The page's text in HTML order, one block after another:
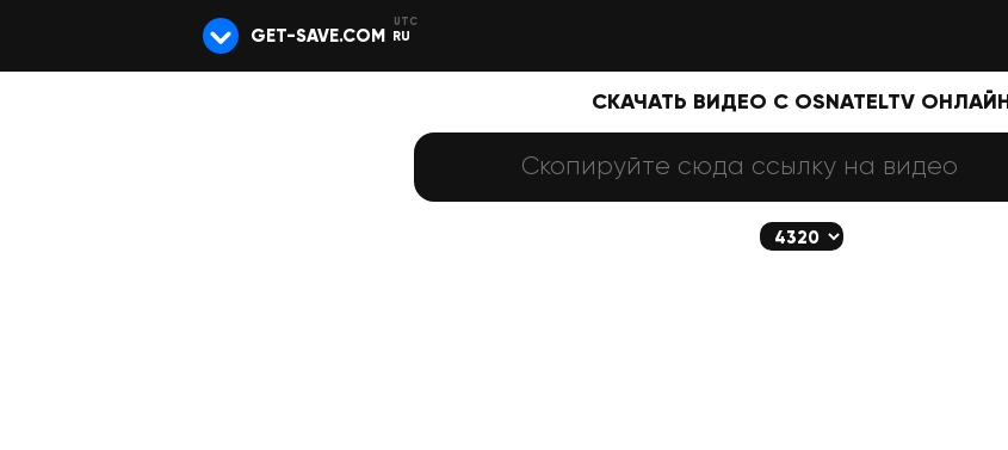
GET-SAVE.COM RU
СКАЧАТЬ ВИДЕО С OSNATELTV ОНЛАЙН